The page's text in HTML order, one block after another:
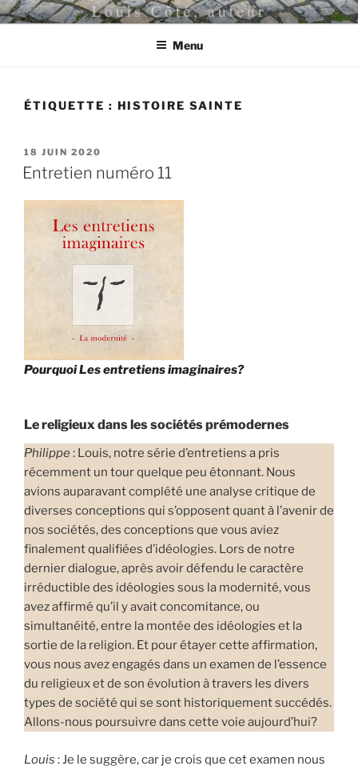
Aller
au
LOUIS CÔTÉ, AUTEUR
Menu
ÉTIQUETTE : HISTOIRE SAINTE
PUBLIÉ
LE
18 JUIN 2020
Entretien numéro 11
Pourquoi Les entretiens imaginaires?
Le religieux dans les sociétés prémodernes
Philippe: Louis, notre série d’entretiens a pris
récemment un tour quelque peu étonnant. Nous
avions auparavant complété une analyse critique de
diverses conceptions qui s’opposent quant à l’avenir de
nos sociétés, des conceptions que vous aviez
finalement qualifiées d’idéologies. Lors de notre
dernier dialogue, après avoir défendu le caractère
irréductible des idéologies sous la modernité, vous
avez affirmé qu’il y avait concomitance, ou
simultanéité, entre la montée des idéologies et la
sortie de la religion. Et pour étayer cette affirmation,
vous nous avez engagés dans un examen de l’essence
du religieux et de son évolution à travers les divers
types de société qui se sont historiquement succédés.
Allons-nous poursuivre dans cette voie aujourd’hui?
Louis : Je le suggère, car je crois que cet examen nous